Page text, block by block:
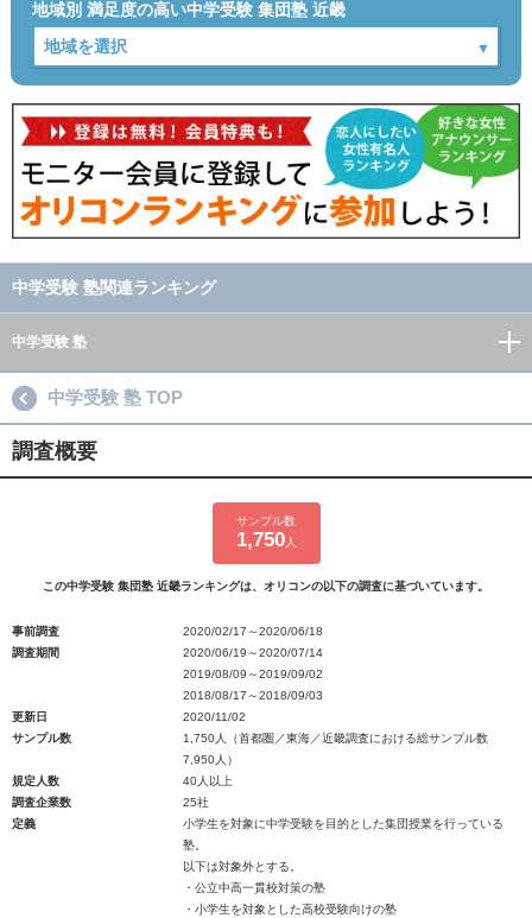
地域別 満足度の高い中学受験 集団塾 近畿
中学受験 塾関連ランキング
中学受験 塾
中学受験 塾 TOP
調査概要
サンプル数
1,750人
この中学受験 集団塾 近畿ランキングは、オリコンの以下の調査に基づいています。
事前調査
2020/02/17～2020/06/18
調査期間
2020/06/19～2020/07/14
2019/08/09～2019/09/02
2018/08/17～2018/09/03
更新日
2020/11/02
サンプル数
1,750人（首都圏／東海／近畿調査における総サンプル数
7,950人）
規定人数
40人以上
調査企業数
25社
定義
小学生を対象に中学受験を目的とした集団授業を行っている
塾。
以下は対象外とする。
・公立中高一貫校対策の塾
・小学生を対象とした高校受験向けの塾